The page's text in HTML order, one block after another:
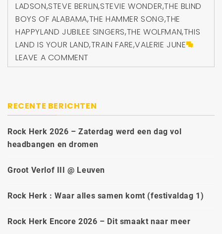
LADSON,STEVE BERLIN,STEVIE WONDER,THE BLIND
BOYS OF ALABAMA,THE HAMMER SONG,THE
HAPPYLAND JUBILEE SINGERS,THE WOLFMAN,THIS
LAND IS YOUR LAND,TRAIN FARE,VALERIE JUNE
LEAVE A COMMENT
RECENTE BERICHTEN
Rock Herk 2026 – Zaterdag werd een dag vol
headbangen en dromen
Groot Verlof III @ Leuven
Rock Herk : Waar alles samen komt (festivaldag 1)
Rock Herk Encore 2026 – Dit smaakt naar meer